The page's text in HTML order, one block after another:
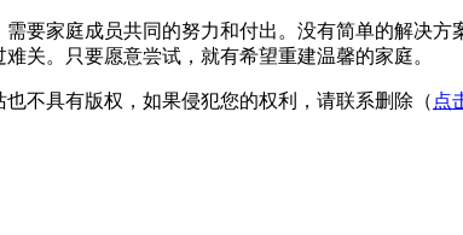
要家庭成员共同的努力和付出。没有简单的解决
关。只要愿意尝试，就有希望重建温馨的家庭。
不具有版权，如果侵犯您的权利，请联系删除（ 点